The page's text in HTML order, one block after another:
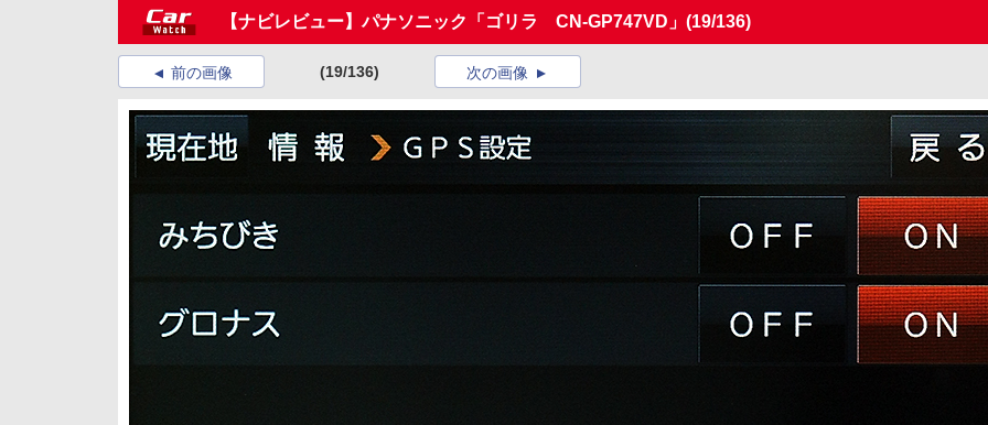
【ナビレビュー】パナソニック「ゴリラ CN-GP747VD」 (19/136)
前の画像 (19/136) 次の画像